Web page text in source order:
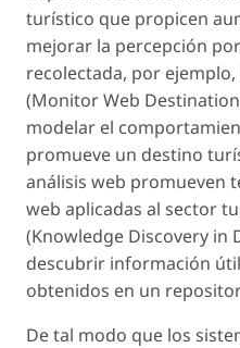
turístico que propicen
mejorar la percepción
recolectada, por
(Monitor Web
modelar el
promueve un destino
análisis web promueven
web aplicadas al sector
(Knowledge Discovery in
descubrir información
obtenidos en un
De tal modo que los